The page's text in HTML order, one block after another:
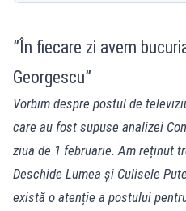
”În fiecare zi avem
Georgescu”
Vorbim despre postul de
care au fost supuse analizei
ziua de 1 februarie. Am reținut
Deschide Lumea și Culisele
există o atenție a postului